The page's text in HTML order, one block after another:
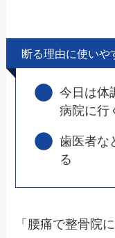
断る理由に使いや
今日は体
病院に行
歯医者な
る
「腰痛で整骨院